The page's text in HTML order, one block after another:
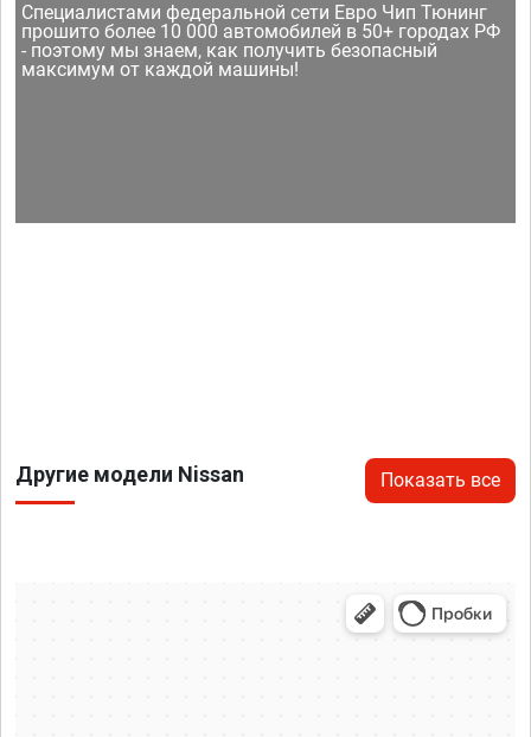
Специалистами федеральной сети Евро Чип Тюнинг
прошито более 10 000 автомобилей в 50+ городах РФ
- поэтому мы знаем, как получить безопасный
максимум от каждой машины!
Другие модели Nissan Показать все